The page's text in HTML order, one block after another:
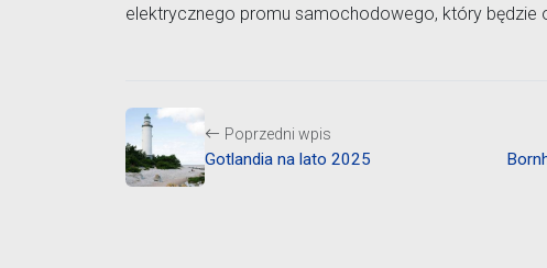
elektrycznego promu samochodowego, który będzie
Poprzedni wpis
Gotlandia na lato 2025